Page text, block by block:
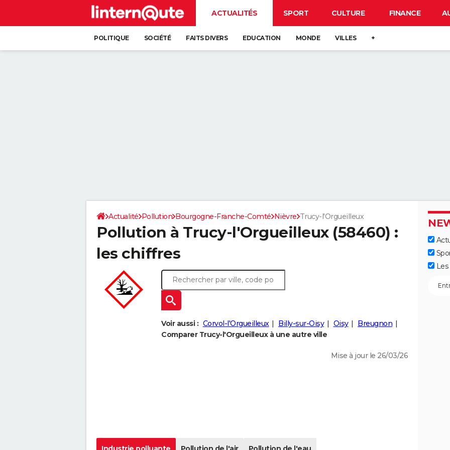
ACTUALITÉS SPORT CULTURE FINANCE
POLITIQUE SOCIÉTÉ FAITS DIVERS EDUCATION MONDE VILLES +
Actualité Pollution Bourgogne-Franche-Comté Nièvre Trucy-l'Orgueilleux
Pollution à Trucy-l'Orgueilleux (58460) :
les chiffres
Voir aussi : Corvol-l'Orgueilleux Billy-sur-Oisy Oisy
Breugnon
Comparer Trucy-l'Orgueilleux à une autre ville
Mise à jour le 26/03/26